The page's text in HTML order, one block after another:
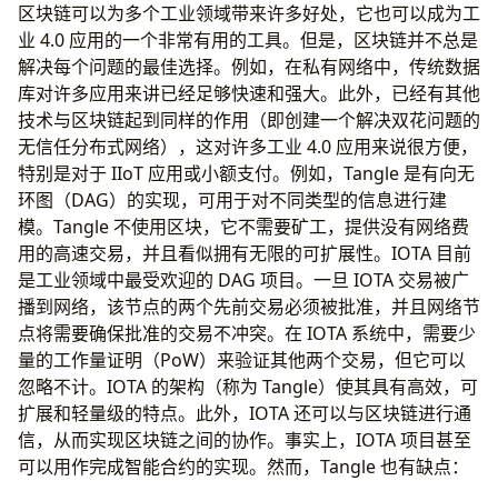
区块链可以为多个工业领域带来许多好处，它也可以成为工
业 4.0 应用的一个非常有用的工具。但是，区块链并不总是
解决每个问题的最佳选择。例如，在私有网络中，传统数据
库对许多应用来讲已经足够快速和强大。此外，已经有其他
技术与区块链起到同样的作用（即创建一个解决双花问题的
无信任分布式网络），这对许多工业 4.0 应用来说很方便，
特别是对于 IIoT 应用或小额支付。例如，Tangle 是有向无
环图（DAG）的实现，可用于对不同类型的信息进行建
模。Tangle 不使用区块，它不需要矿工，提供没有网络费
用的高速交易，并且看似拥有无限的可扩展性。IOTA 目前
是工业领域中最受欢迎的 DAG 项目。一旦 IOTA 交易被广
播到网络，该节点的两个先前交易必须被批准，并且网络节
点将需要确保批准的交易不冲突。在 IOTA 系统中，需要少
量的工作量证明（PoW）来验证其他两个交易，但它可以
忽略不计。IOTA 的架构（称为 Tangle）使其具有高效，可
扩展和轻量级的特点。此外，IOTA 还可以与区块链进行通
信，从而实现区块链之间的协作。事实上，IOTA 项目甚至
可以用作完成智能合约的实现。然而，Tangle 也有缺点：